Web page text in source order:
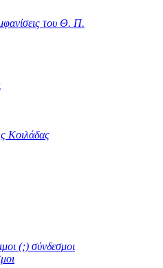
του Θ. Π.
Κοιλάδας
(;) σύνδεσμοι